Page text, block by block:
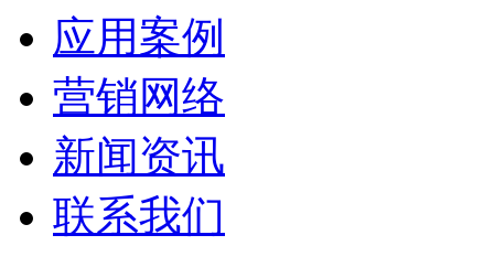
应用案例
营销网络
新闻资讯
联系我们